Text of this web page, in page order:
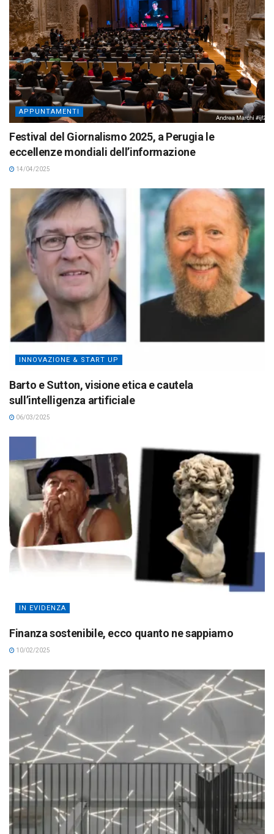
APPUNTAMENTI
Festival del Giornalismo 2025, a Perugia le
eccellenze mondiali dell’informazione
14/04/2025
INNOVAZIONE & START UP
Barto e Sutton, visione etica e cautela
sull’intelligenza artificiale
06/03/2025
IN EVIDENZA
Finanza sostenibile, ecco quanto ne sappiamo
10/02/2025